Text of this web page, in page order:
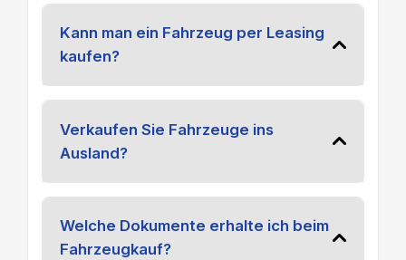
Kann man ein Fahrzeug per Leasing
kaufen?
Verkaufen Sie Fahrzeuge ins
Ausland?
Welche Dokumente erhalte ich beim
Fahrzeugkauf?